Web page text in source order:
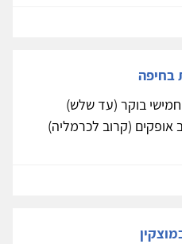
בחיפה
בוקר (עד שלש)
אופקים (קרוב לכרמליה)